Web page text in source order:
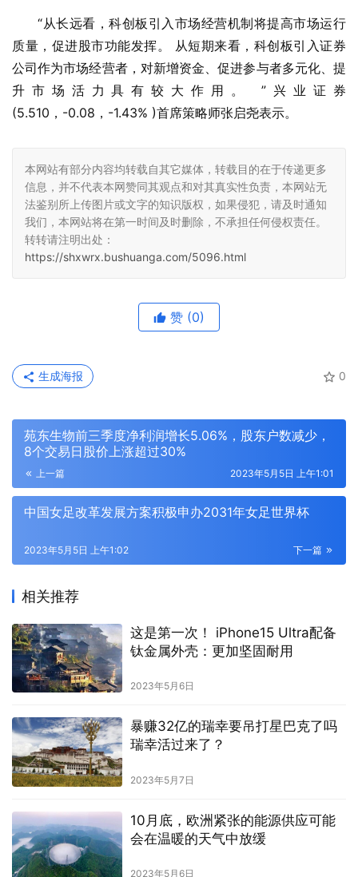
“从长远看，科创板引入市场经营机制将提高市场运行
质量，促进股市功能发挥。 从短期来看，科创板引入证券
公司作为市场经营者，对新增资金、促进参与者多元化、提
升市场活力具有较大作用。 ”兴业证券
(5.510，-0.08，-1.43% )首席策略师张启尧表示。
本网站有部分内容均转载自其它媒体，转载目的在于传递更多
信息，并不代表本网赞同其观点和对其真实性负责，本网站无
法鉴别所上传图片或文字的知识版权，如果侵犯，请及时通知
我们，本网站将在第一时间及时删除，不承担任何侵权责任。
转转请注明出处：
https://shxwrx.bushuanga.com/5096.html
赞 (0)
0
生成海报
苑东生物前三季度净利润增长5.06%，股东户数减少，
8个交易日股价上涨超过30%
上一篇 2023年5月5日 上午1:01
中国女足改革发展方案积极申办2031年女足世界杯
下一篇
2023年5月5日 上午1:02
相关推荐
这是第一次！ iPhone15 Ultra配备
钛金属外壳：更加坚固耐用
2023年5月6日
暴赚32亿的瑞幸要吊打星巴克了吗
瑞幸活过来了？
2023年5月7日
10月底，欧洲紧张的能源供应可能
会在温暖的天气中放缓
2023年5月6日